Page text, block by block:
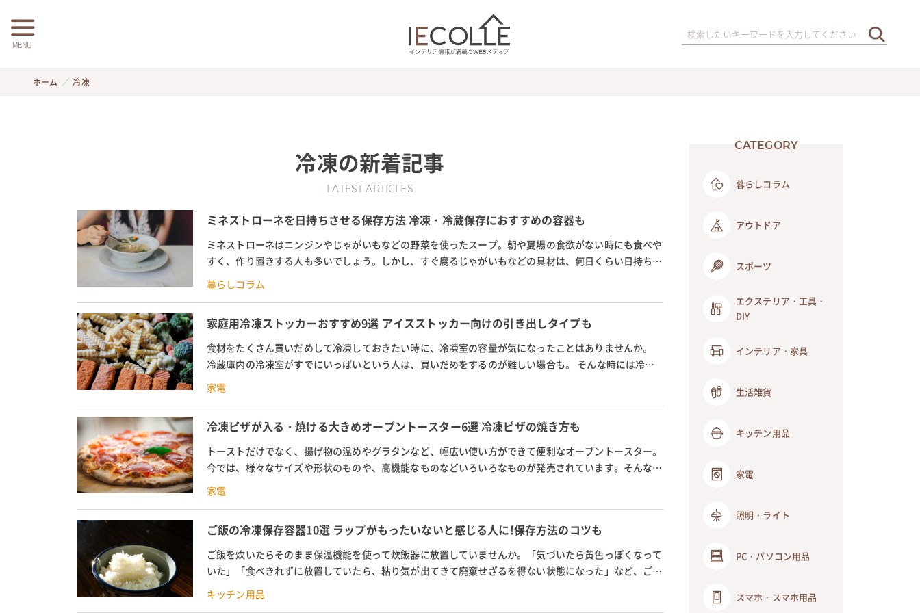
MENU
ホーム 冷凍
冷凍の新着記事
LATEST ARTICLES
ミネストローネを日持ちさせる保存方法 冷凍・冷蔵保存におすすめの容器も
ミネストローネはニンジンやじゃがいもなどの野菜を使ったスープ。朝や夏場の食欲がない時にも食べや
すく、作り置きする人も多いでしょう。しかし、すぐ腐るじゃがいもなどの具材は、何日くらい日持ちす
るか心配なものです。この記事では、ミネストローネ...
暮らしコラム
家庭用冷凍ストッカーおすすめ9選 アイスストッカー向けの引き出しタイプも
食材をたくさん買いだめして冷凍しておきたい時に、冷凍室の容量が気になったことはありませんか。
冷蔵庫内の冷凍室がすでにいっぱいという人は、買いだめをするのが難しい場合も。 そんな時には冷凍
ストッカーがあると便利です。 メインの冷蔵庫とともに...
家電
冷凍ピザが入る・焼ける大きめオーブントースター6選 冷凍ピザの焼き方も
トーストだけでなく、揚げ物の温めやグラタンなど、幅広い使い方ができて便利なオーブントースター。
今では、様々なサイズや形状のものや、高機能なものなどいろいろなものが発売されています。そんなオ
ーブントースターの中でも、今回は庫内が広く奥行が...
家電
ご飯の冷凍保存容器10選 ラップがもったいないと感じる人に!保存方法のコツも
ご飯を炊いたらそのまま保温機能を使って炊飯器に放置していませんか。「気づいたら黄色っぽくなって
いた」「食べきれずに放置していたら、粘り気が出てきて廃棄せざるを得ない状態になった」など、ご飯
の保存に悩む人は少なくありません。 そんな劣化の早...
キッチン用品
CATEGORY
暮らしコラム
アウトドア
スポーツ
エクステリア・工具・
DIY
インテリア・家具
生活雑貨
キッチン用品
家電
照明・ライト
PC・パソコン用品
スマホ・スマホ用品